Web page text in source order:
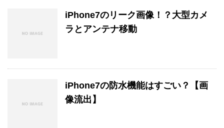
iPhone7のリーク画像！？大型カメ
ラとアンテナ移動
iPhone7の防水機能はすごい？【画
像流出】